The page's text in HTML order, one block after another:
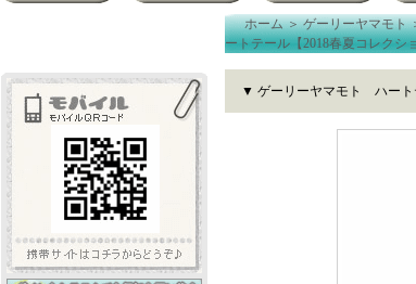
ホーム＞ゲーリーヤマモト
ートテール【2018春夏コレクシ
▼ ゲーリーヤマモト ハート